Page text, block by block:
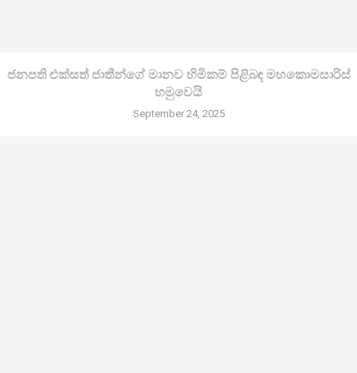
ජනපති එක්සත් ජාතීන්ගේ මානව හිමිකම් පිළිබඳ මහකොමසාරිස්
හමුවෙයි
September 24, 2025